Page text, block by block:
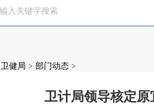
卫健局 > 部门动态 >
卫计局领导核定原